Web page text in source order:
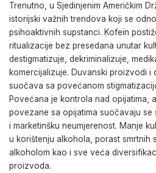
Trenutno, u Sjedinjenim Američkim
istorijski važnih trendova koji se
psihoaktivnih supstanci. Kofein
ritualizacije bez presedana unutar
destigmatizuje, dekriminalizuje,
komercijalizuje. Duvanski proizvodi i
suočava sa povećanom
Povećana je kontrola nad opijatima,
povezane sa opijatima suočavaju
i marketinšku neumjerenost. Manje
u korištenju alkohola, porast smrtnih
alkoholom kao i sve veća
proizvoda.